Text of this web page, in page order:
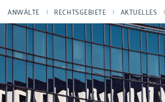
ANWÄLTE RECHTSGEBIETE AKTUELLES